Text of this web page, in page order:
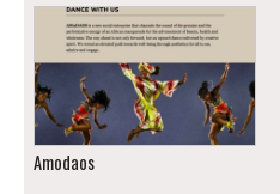
Amodaos